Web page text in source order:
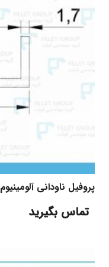
پروفیل ناودانی آلومینیوم 10*20
تماس بگیرید